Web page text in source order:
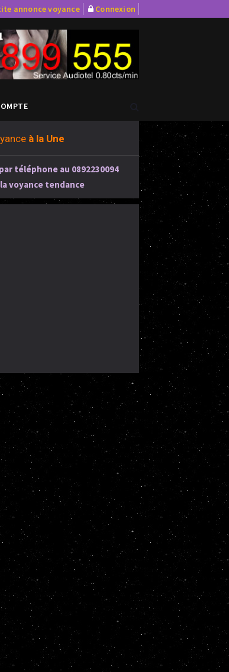
annonce voyance Connexion
à la Une
téléphone au 0892230094
voyance tendance